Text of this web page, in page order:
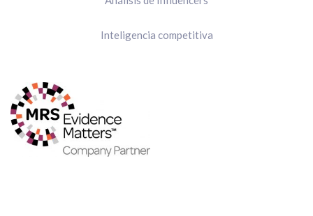
Inteligencia competitiva